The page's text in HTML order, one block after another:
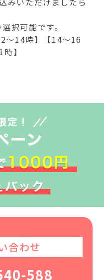
択可能です。
～14時】【14～16
】
合わせ
588